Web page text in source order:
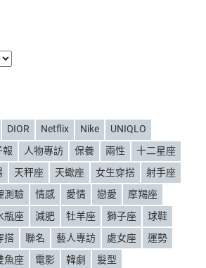
DIOR Netflix Nike
UNIQLO
報 人物專訪 保養 兩性
十二星座
天秤座 天蠍座 女生穿搭
射手座
測驗 情感 愛情 戀愛
摩羯座
瓶座 減肥 牡羊座 獅子座
球鞋
搭 聯名 藝人專訪 處女座
運勢
魚座 電影 韓劇 髮型